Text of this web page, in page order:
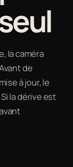
la caméra
de
à jour, le
la dérive est